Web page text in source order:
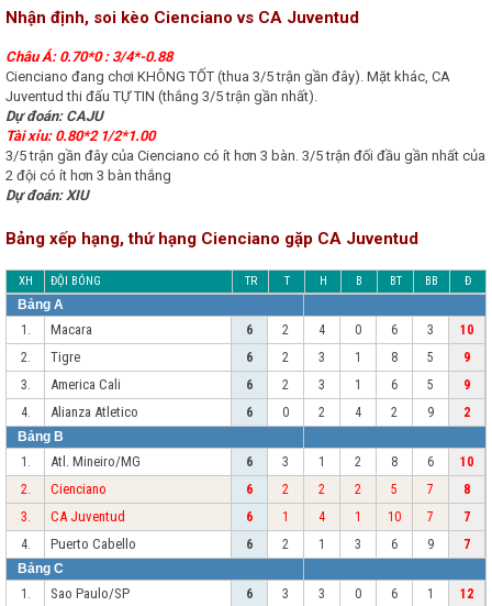
Nhận định, soi kèo Cienciano vs CA Juventud
Châu Á: 0.70*0 : 3/4*-0.88
Cienciano đang chơi KHÔNG TỐT (thua 3/5 trận gần đây). Mặt khác, CA
Juventud thi đấu TỰ TIN (thắng 3/5 trận gần nhất).
Dự đoán: CAJU
Tài xỉu: 0.80*2 1/2*1.00
3/5 trận gần đây của Cienciano có ít hơn 3 bàn. 3/5 trận đối đầu gần nhất của
2 đội có ít hơn 3 bàn thắng
Dự đoán: XIU
Bảng xếp hạng, thứ hạng Cienciano gặp CA Juventud
XH ĐỘI BÓNG TR T H B BT BB Đ
Bảng A
1.
Macara 6 2 4 0 6 3
10
2.
Tigre 6 2 3 1 8 5
9
3.
America Cali 6 2 3 1 6 5
9
4.
Alianza Atletico 6 0 2 4 2 9
2
Bảng B
1.
Atl. Mineiro/MG 6 3 1 2 8 6
10
2.
Cienciano 6 2 2 2 5 7
8
3.
CA Juventud 6 1 4 1 10 7
7
4.
Puerto Cabello 6 2 1 3 6 9
7
Bảng C
1.
Sao Paulo/SP 6 3 3 0 6 1
12